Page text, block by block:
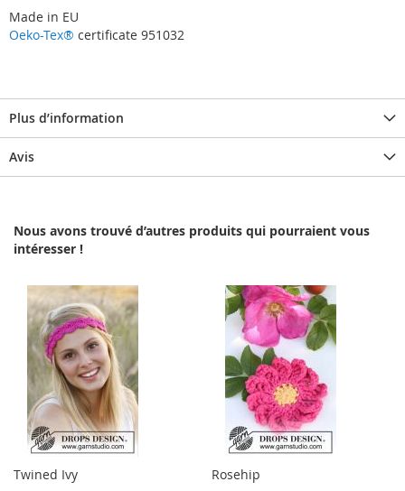
Made in EU
Oeko-Tex® certificate 951032
Plus d’information
Avis
Nous avons trouvé d’autres produits qui pourraient vous
intéresser !
Twined Ivy Rosehip